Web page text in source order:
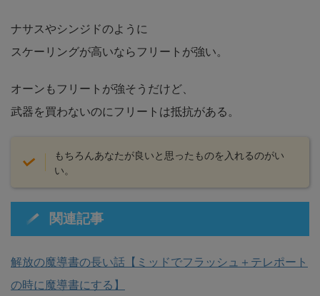
ナサスやシンジドのように
スケーリングが高いならフリートが強い。
オーンもフリートが強そうだけど、
武器を買わないのにフリートは抵抗がある。
もちろんあなたが良いと思ったものを入れるのがい
い。
関連記事
解放の魔導書の長い話【ミッドでフラッシュ＋テレポート
の時に魔導書にする】